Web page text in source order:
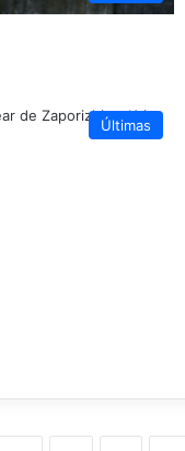
Últimas